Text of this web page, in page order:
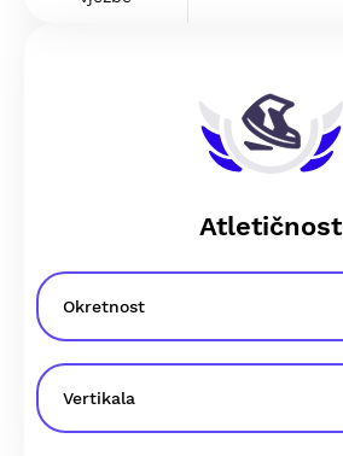
Atletičnost
Okretnost
Vertikala